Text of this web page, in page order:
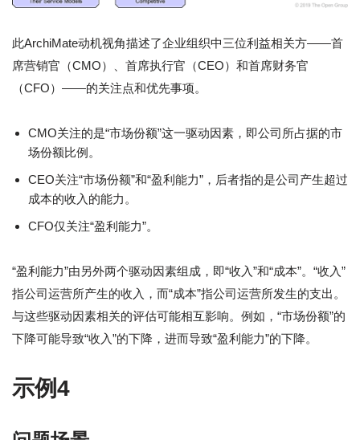
此ArchiMate动机视角描述了企业组织中三位利益相关方——首
席营销官（CMO）、首席执行官（CEO）和首席财务官
（CFO）——的关注点和优先事项。
CMO关注的是“市场份额”这一驱动因素，即公司所占据的市
场份额比例。
CEO关注“市场份额”和“盈利能力”，后者指的是公司产生超过
成本的收入的能力。
CFO仅关注“盈利能力”。
“盈利能力”由另外两个驱动因素组成，即“收入”和“成本”。“收入”
指公司运营所产生的收入，而“成本”指公司运营所发生的支出。
与这些驱动因素相关的评估可能相互影响。例如，“市场份额”的
下降可能导致“收入”的下降，进而导致“盈利能力”的下降。
示例4